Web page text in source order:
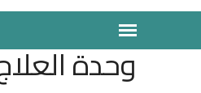
وحدة